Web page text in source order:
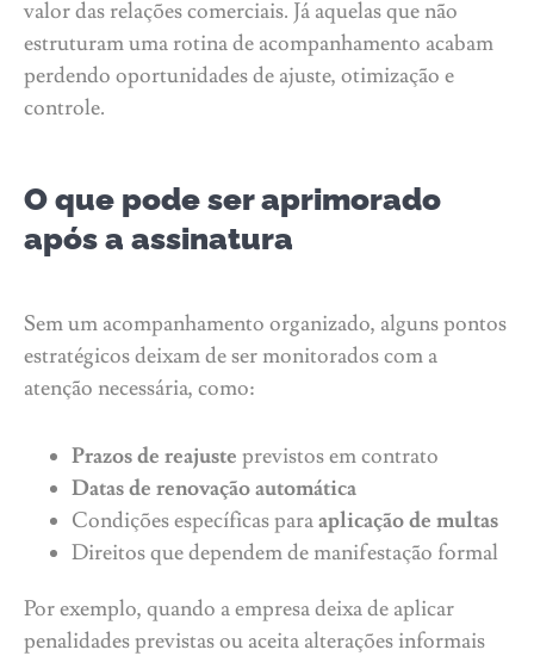
valor das relações comerciais. Já aquelas que não
estruturam uma rotina de acompanhamento acabam
perdendo oportunidades de ajuste, otimização e
controle.
O que pode ser aprimorado
após a assinatura
Sem um acompanhamento organizado, alguns pontos
estratégicos deixam de ser monitorados com a
atenção necessária, como:
Prazos de reajuste previstos em contrato
Datas de renovação automática
Condições específicas paraaplicação de multas
Direitos que dependem de manifestação formal
Por exemplo, quando a empresa deixa de aplicar
penalidades previstas ou aceita alterações informais